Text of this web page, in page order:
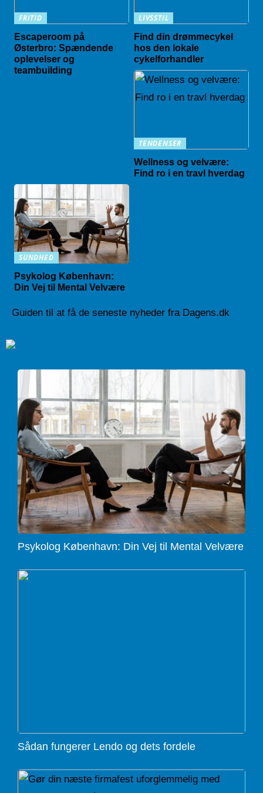
FRITID
Escaperoom på
Østerbro: Spændende
oplevelser og
teambuilding
LIVSSTIL
Find din drømmecykel
hos den lokale
cykelforhandler
TENDENSER
Wellness og velvære:
Find ro i en travl hverdag
SUNDHED
Psykolog København:
Din Vej til Mental Velvære
Guiden til at få de seneste nyheder fra Dagens.dk
Psykolog København: Din Vej til Mental Velvære
Sådan fungerer Lendo og dets fordele